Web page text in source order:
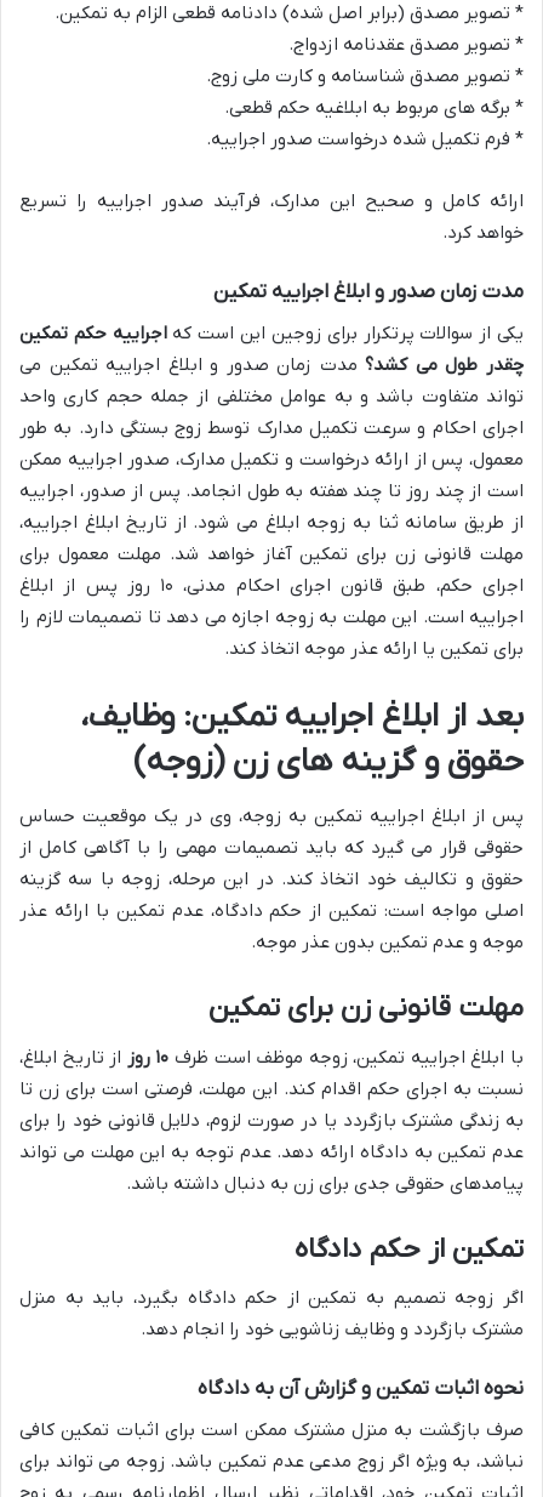
* تصویر مصدق (برابر اصل شده) دادنامه قطعی الزام به تمکین.
* تصویر مصدق عقدنامه ازدواج.
* تصویر مصدق شناسنامه و کارت ملی زوج.
* برگه های مربوط به ابلاغیه حکم قطعی.
* فرم تکمیل شده درخواست صدور اجراییه.
ارائه کامل و صحیح این مدارک، فرآیند صدور اجراییه را تسریع
خواهد کرد.
مدت زمان صدور و ابلاغ اجراییه تمکین
یکی از سوالات پرتکرار برای زوجین این است کهاجراییه حکم تمکین
چقدر طول می کشد؟مدت زمان صدور و ابلاغ اجراییه تمکین می
تواند متفاوت باشد و به عوامل مختلفی از جمله حجم کاری واحد
اجرای احکام و سرعت تکمیل مدارک توسط زوج بستگی دارد. به طور
معمول، پس از ارائه درخواست و تکمیل مدارک، صدور اجراییه ممکن
است از چند روز تا چند هفته به طول انجامد. پس از صدور، اجراییه
از طریق سامانه ثنا به زوجه ابلاغ می شود. از تاریخ ابلاغ اجراییه،
مهلت قانونی زن برای تمکین آغاز خواهد شد. مهلت معمول برای
اجرای حکم، طبق قانون اجرای احکام مدنی، ۱۰ روز پس از ابلاغ
اجراییه است. این مهلت به زوجه اجازه می دهد تا تصمیمات لازم را
برای تمکین یا ارائه عذر موجه اتخاذ کند.
بعد از ابلاغ اجراییه تمکین: وظایف،
حقوق و گزینه های زن (زوجه)
پس از ابلاغ اجراییه تمکین به زوجه، وی در یک موقعیت حساس
حقوقی قرار می گیرد که باید تصمیمات مهمی را با آگاهی کامل از
حقوق و تکالیف خود اتخاذ کند. در این مرحله، زوجه با سه گزینه
اصلی مواجه است: تمکین از حکم دادگاه، عدم تمکین با ارائه عذر
موجه و عدم تمکین بدون عذر موجه.
مهلت قانونی زن برای تمکین
با ابلاغ اجراییه تمکین، زوجه موظف است ظرف ۱۰ روز
از تاریخ ابلاغ،
نسبت به اجرای حکم اقدام کند. این مهلت، فرصتی است برای زن تا
به زندگی مشترک بازگردد یا در صورت لزوم، دلایل قانونی خود را برای
عدم تمکین به دادگاه ارائه دهد. عدم توجه به این مهلت می تواند
پیامدهای حقوقی جدی برای زن به دنبال داشته باشد.
تمکین از حکم دادگاه
اگر زوجه تصمیم به تمکین از حکم دادگاه بگیرد، باید به منزل
مشترک بازگردد و وظایف زناشویی خود را انجام دهد.
نحوه اثبات تمکین و گزارش آن به دادگاه
صرف بازگشت به منزل مشترک ممکن است برای اثبات تمکین کافی
نباشد، به ویژه اگر زوج مدعی عدم تمکین باشد. زوجه می تواند برای